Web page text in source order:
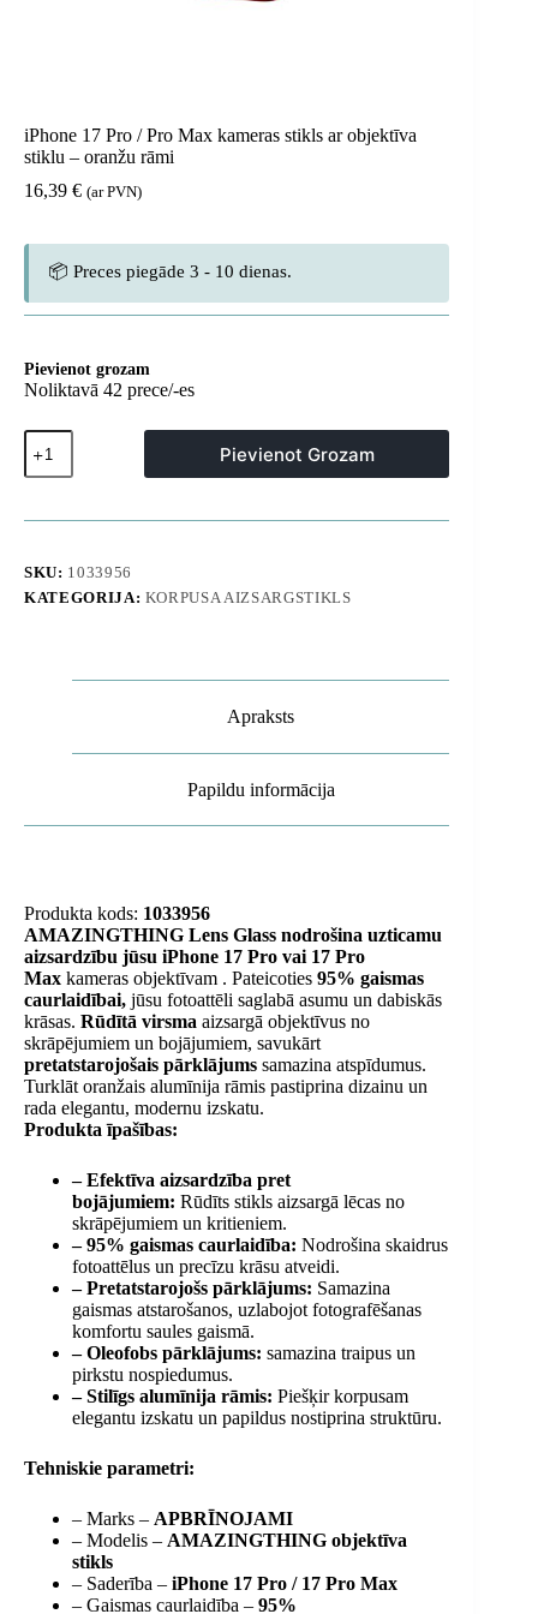
iPhone 17 Pro / Pro Max kameras stikls ar objektīva
stiklu – oranžu rāmi
16,39 € (ar PVN)
📦 Preces piegāde 3 - 10 dienas.
Pievienot grozam
Noliktavā 42 prece/-es
iPhone
17
Pro
Pro
stikls
ar
oranžu
Pievienot Grozam
SKU: 1033956
KATEGORIJA: KORPUSA AIZSARGSTIKLS
Apraksts
Papildu informācija
Produkta kods: 1033956
AMAZINGTHING Lens Glass nodrošina uzticamu
aizsardzību jūsu iPhone 17 Pro vai 17 Pro
Max kameras objektīvam . Pateicoties 95% gaismas
caurlaidībai, jūsu fotoattēli saglabā asumu un dabiskās
krāsas. Rūdītā virsma aizsargā objektīvus no
skrāpējumiem un bojājumiem, savukārt
pretatstarojošais pārklājums samazina atspīdumus.
Turklāt oranžais alumīnija rāmis pastiprina dizainu un
rada elegantu, modernu izskatu.
Produkta īpašības:
– Efektīva aizsardzība pret
bojājumiem: Rūdīts stikls aizsargā lēcas no
skrāpējumiem un kritieniem.
– 95% gaismas caurlaidība: Nodrošina skaidrus
fotoattēlus un precīzu krāsu atveidi.
– Pretatstarojošs pārklājums: Samazina
gaismas atstarošanos, uzlabojot fotografēšanas
komfortu saules gaismā.
– Oleofobs pārklājums: samazina traipus un
pirkstu nospiedumus.
– Stilīgs alumīnija rāmis: Piešķir korpusam
elegantu izskatu un papildus nostiprina struktūru.
Tehniskie parametri:
– Marks – APBRĪNOJAMI
– Modelis – AMAZINGTHING objektīva
stikls
– Saderība – iPhone 17 Pro / 17 Pro Max
– Gaismas caurlaidība – 95%